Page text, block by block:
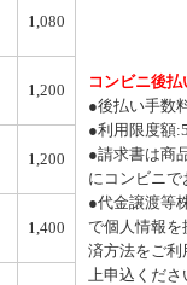
1,080
1,200
1,200
1,400
コンビニ後
●後払い手数
●利用限度額
●請求書は商
にコンビニ
●代金譲渡等
で個人情報を
済方法をご利
上申込くださ